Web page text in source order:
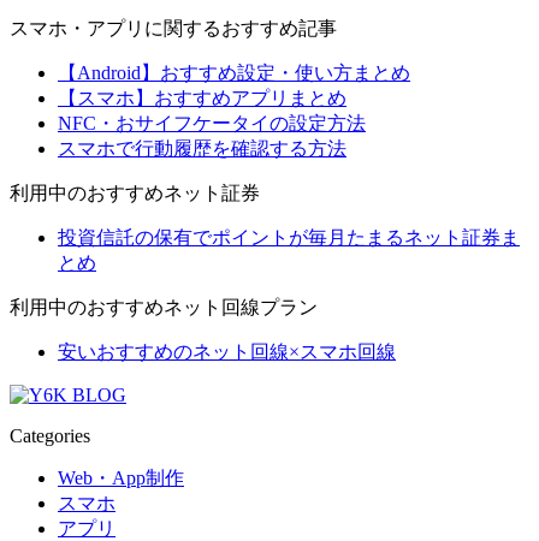
スマホ・アプリに関するおすすめ記事
【Android】おすすめ設定・使い方まとめ
【スマホ】おすすめアプリまとめ
NFC・おサイフケータイの設定方法
スマホで行動履歴を確認する方法
利用中のおすすめネット証券
投資信託の保有でポイントが毎月たまるネット証券ま
とめ
利用中のおすすめネット回線プラン
安いおすすめのネット回線×スマホ回線
Categories
Web・App制作
スマホ
アプリ